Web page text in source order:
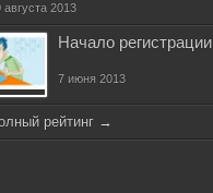
августа 2013
Начало регистрации
7 июня 2013
рейтинг →